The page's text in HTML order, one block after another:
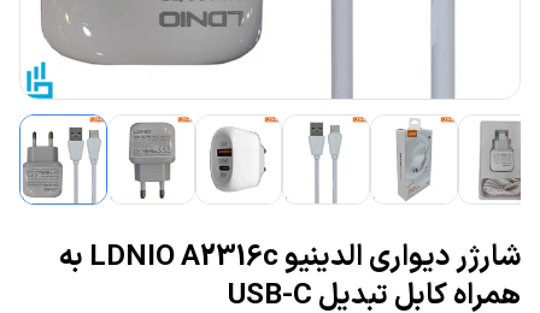
شارژر دیواری الدینیو LDNIO A2316c به
همراه کابل تبدیل USB-C